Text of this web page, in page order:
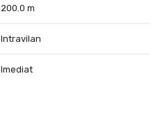
200.0 m
Intravilan
Imediat